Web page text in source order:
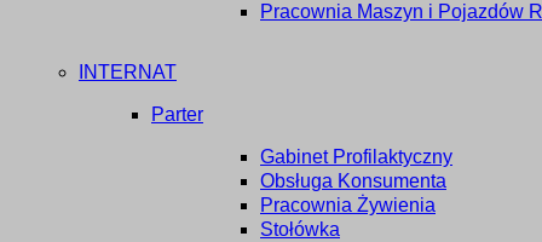
Pracownia Maszyn i Pojazdów
INTERNAT
Parter
Gabinet Profilaktyczny
Obsługa Konsumenta
Pracownia Żywienia
Stołówka